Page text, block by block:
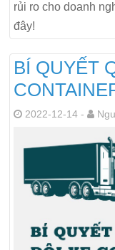
rủi ro cho doanh
đây!
BÍ QUYẾT
2022-12-14 -